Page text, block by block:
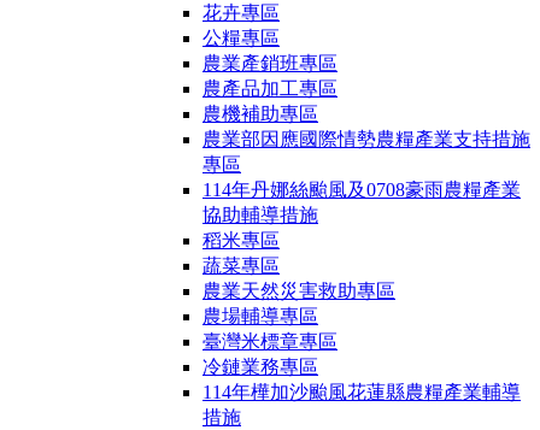
花卉專區
公糧專區
農業產銷班專區
農產品加工專區
農機補助專區
農業部因應國際情勢農糧產業支持措施
專區
114年丹娜絲颱風及0708豪雨農糧產業
協助輔導措施
稻米專區
蔬菜專區
農業天然災害救助專區
農場輔導專區
臺灣米標章專區
冷鏈業務專區
114年樺加沙颱風花蓮縣農糧產業輔導
措施